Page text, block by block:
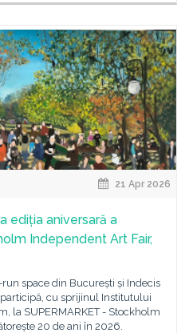
21 Apr 2026
ediția aniversară a
Independent Art Fair,
space din București și Indecis
cu sprijinul Institutului
la SUPERMARKET - Stockholm
20 de ani în 2026.